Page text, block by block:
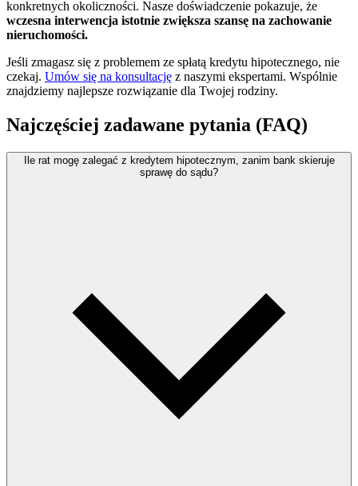
konkretnych okoliczności. Nasze doświadczenie pokazuje, że
wczesna interwencja istotnie zwiększa szansę na zachowanie
nieruchomości.
Jeśli zmagasz się z problemem ze spłatą kredytu hipotecznego, nie
czekaj. Umów się na konsultację z naszymi ekspertami. Wspólnie
znajdziemy najlepsze rozwiązanie dla Twojej rodziny.
Najczęściej zadawane pytania (FAQ)
Ile rat mogę zalegać z kredytem hipotecznym, zanim bank skieruje
sprawę do sądu?